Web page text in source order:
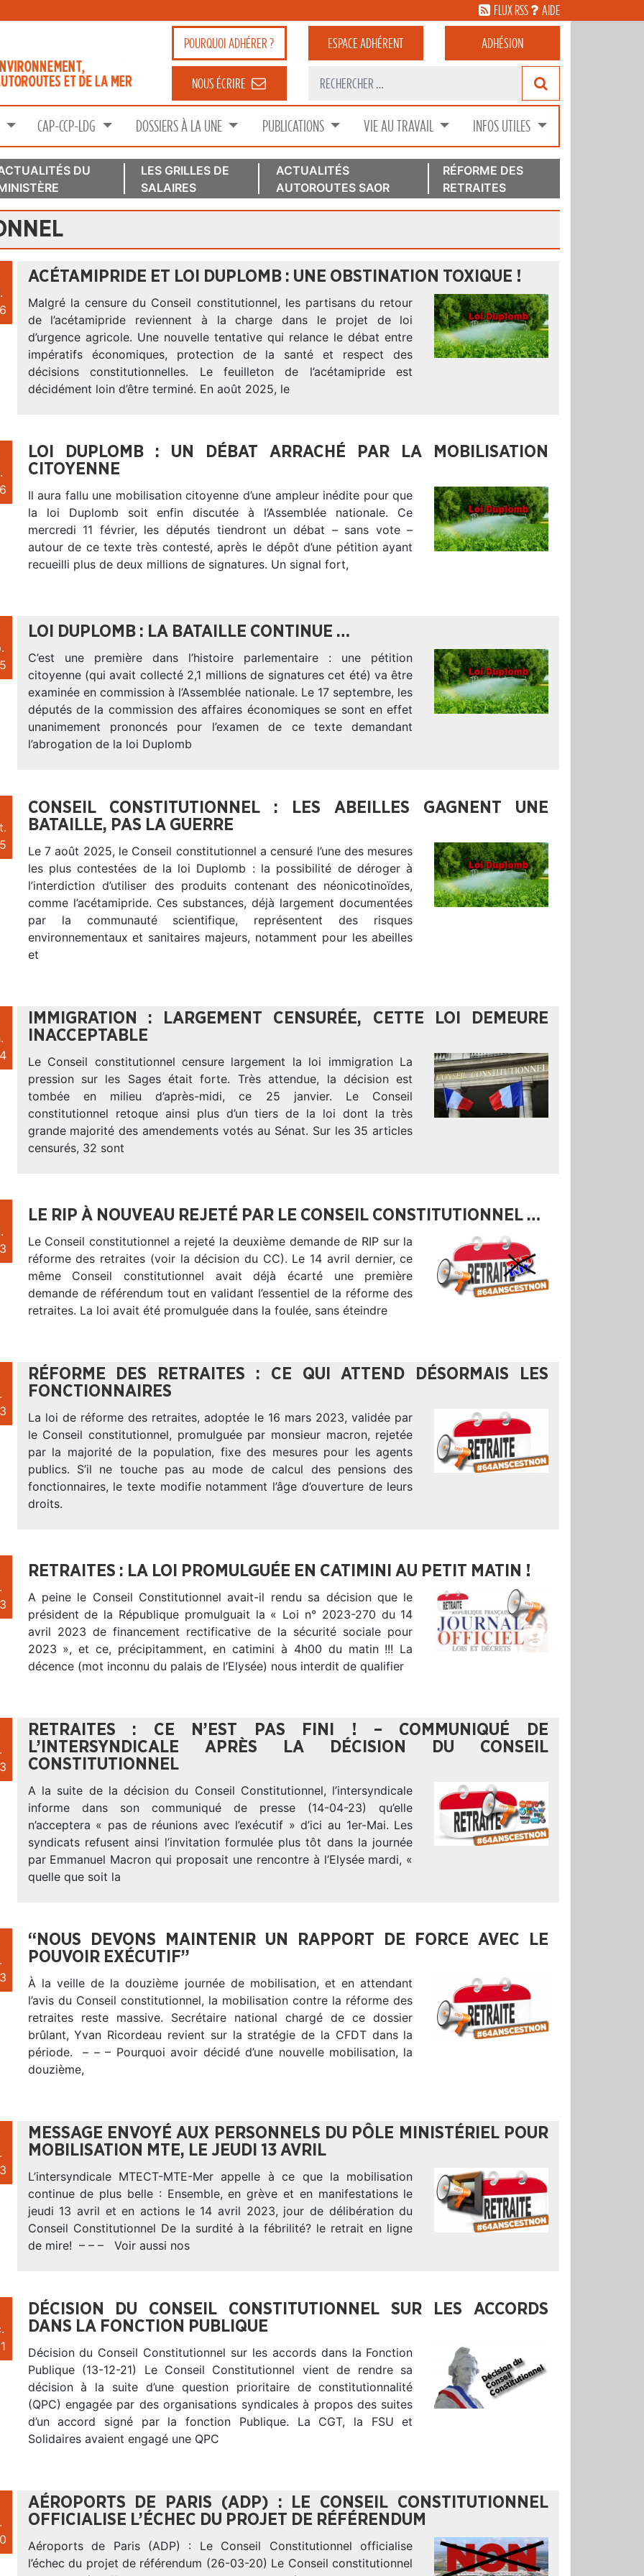
FLUX RSS AIDE
POURQUOIADHÉRER ? ESPACEADHÉRENT ADHÉSION
NOUS ÉCRIRE
CAP-CCP-LDG DOSSIERS À LA UNE PUBLICATIONS VIE AU TRAVAIL INFOS UTILES
DU
LES GRILLES DE
SALAIRES
ACTUALITÉS
AUTOROUTES SAOR
RÉFORME DES
RETRAITES
ACÉTAMIPRIDE ET LOI DUPLOMB : UNE OBSTINATION TOXIQUE !
Malgré la censure du Conseil constitutionnel, les partisans du retour
de l’acétamipride reviennent à la charge dans le projet de loi
d’urgence agricole. Une nouvelle tentative qui relance le débat entre
impératifs économiques, protection de la santé et respect des
décisions constitutionnelles. Le feuilleton de l’acétamipride est
décidément loin d’être terminé. En août 2025, le
LOI DUPLOMB : UN DÉBAT ARRACHÉ PAR LA MOBILISATION
CITOYENNE
Il aura fallu une mobilisation citoyenne d’une ampleur inédite pour que
la loi Duplomb soit enfin discutée à l’Assemblée nationale. Ce
mercredi 11 février, les députés tiendront un débat – sans vote –
autour de ce texte très contesté, après le dépôt d’une pétition ayant
recueilli plus de deux millions de signatures. Un signal fort,
LOI DUPLOMB : LA BATAILLE CONTINUE …
C’est une première dans l’histoire parlementaire : une pétition
citoyenne (qui avait collecté 2,1 millions de signatures cet été) va être
examinée en commission à l’Assemblée nationale. Le 17 septembre, les
députés de la commission des affaires économiques se sont en effet
unanimement prononcés pour l’examen de ce texte demandant
l’abrogation de la loi Duplomb
CONSEIL CONSTITUTIONNEL : LES ABEILLES GAGNENT UNE
BATAILLE, PAS LA GUERRE
Le 7 août 2025, le Conseil constitutionnel a censuré l’une des mesures
les plus contestées de la loi Duplomb : la possibilité de déroger à
l’interdiction d’utiliser des produits contenant des néonicotinoïdes,
comme l’acétamipride. Ces substances, déjà largement documentées
par la communauté scientifique, représentent des risques
environnementaux et sanitaires majeurs, notamment pour les abeilles
et
IMMIGRATION : LARGEMENT CENSURÉE, CETTE LOI DEMEURE
INACCEPTABLE
Le Conseil constitutionnel censure largement la loi immigration La
pression sur les Sages était forte. Très attendue, la décision est
tombée en milieu d’après-midi, ce 25 janvier. Le Conseil
constitutionnel retoque ainsi plus d’un tiers de la loi dont la très
grande majorité des amendements votés au Sénat. Sur les 35 articles
censurés, 32 sont
LE RIP À NOUVEAU REJETÉ PAR LE CONSEIL CONSTITUTIONNEL …
Le Conseil constitutionnel a rejeté la deuxième demande de RIP sur la
réforme des retraites (voir la décision du CC). Le 14 avril dernier, ce
même Conseil constitutionnel avait déjà écarté une première
demande de référendum tout en validant l’essentiel de la réforme des
retraites. La loi avait été promulguée dans la foulée, sans éteindre
RÉFORME DES RETRAITES : CE QUI ATTEND DÉSORMAIS LES
FONCTIONNAIRES
La loi de réforme des retraites, adoptée le 16 mars 2023, validée par
le Conseil constitutionnel, promulguée par monsieur macron, rejetée
par la majorité de la population, fixe des mesures pour les agents
publics. S’il ne touche pas au mode de calcul des pensions des
fonctionnaires, le texte modifie notamment l’âge d’ouverture de leurs
droits.
RETRAITES : LA LOI PROMULGUÉE EN CATIMINI AU PETIT MATIN !
A peine le Conseil Constitutionnel avait-il rendu sa décision que le
président de la République promulguait la « Loi n° 2023-270 du 14
avril 2023 de financement rectificative de la sécurité sociale pour
2023 », et ce, précipitamment, en catimini à 4h00 du matin !!! La
décence (mot inconnu du palais de l’Elysée) nous interdit de qualifier
RETRAITES : CE N’EST PAS FINI ! – COMMUNIQUÉ DE
L’INTERSYNDICALE APRÈS LA DÉCISION DU CONSEIL
CONSTITUTIONNEL
A la suite de la décision du Conseil Constitutionnel, l’intersyndicale
informe dans son communiqué de presse (14-04-23) qu’elle
n’acceptera « pas de réunions avec l’exécutif » d’ici au 1er-Mai. Les
syndicats refusent ainsi l’invitation formulée plus tôt dans la journée
par Emmanuel Macron qui proposait une rencontre à l’Elysée mardi, «
quelle que soit la
“NOUS DEVONS MAINTENIR UN RAPPORT DE FORCE AVEC LE
POUVOIR EXÉCUTIF”
À la veille de la douzième journée de mobilisation, et en attendant
l’avis du Conseil constitutionnel, la mobilisation contre la réforme des
retraites reste massive. Secrétaire national chargé de ce dossier
brûlant, Yvan Ricordeau revient sur la stratégie de la CFDT dans la
période. – – – Pourquoi avoir décidé d’une nouvelle mobilisation, la
douzième,
MESSAGE ENVOYÉ AUX PERSONNELS DU PÔLE MINISTÉRIEL POUR
MOBILISATION MTE, LE JEUDI 13 AVRIL
L’intersyndicale MTECT-MTE-Mer appelle à ce que la mobilisation
continue de plus belle : Ensemble, en grève et en manifestations le
jeudi 13 avril et en actions le 14 avril 2023, jour de délibération du
Conseil Constitutionnel De la surdité à la fébrilité? le retrait en ligne
de mire! – – – Voir aussi nos
DÉCISION DU CONSEIL CONSTITUTIONNEL SUR LES ACCORDS
DANS LA FONCTION PUBLIQUE
Décision du Conseil Constitutionnel sur les accords dans la Fonction
Publique (13-12-21) Le Conseil Constitutionnel vient de rendre sa
décision à la suite d’une question prioritaire de constitutionnalité
(QPC) engagée par des organisations syndicales à propos des suites
d’un accord signé par la fonction Publique. La CGT, la FSU et
Solidaires avaient engagé une QPC
AÉROPORTS DE PARIS (ADP) : LE CONSEIL CONSTITUTIONNEL
OFFICIALISE L’ÉCHEC DU PROJET DE RÉFÉRENDUM
Aéroports de Paris (ADP) : Le Conseil Constitutionnel officialise
l’échec du projet de référendum (26-03-20) Le Conseil constitutionnel